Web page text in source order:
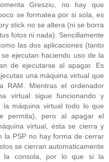
Gresziu, no hay que
se formatea por si sola, es
stick no se altera (ni se borra
fotos ni nada). Sencillamente
las dos aplicaciones (tanto
ejecutan haciendo uso de la
de ejecutarse al apagar. Es
una máquina virtual que
RAM. Mientras el ordenador
virtual sigue funcionando y
la máquina virtual todo lo que
permita), pero al apagar el
virtual, ésta se cierra y
la PSP no hay forma de cerrar
se cierran automaticamente
la consola, por lo que si la